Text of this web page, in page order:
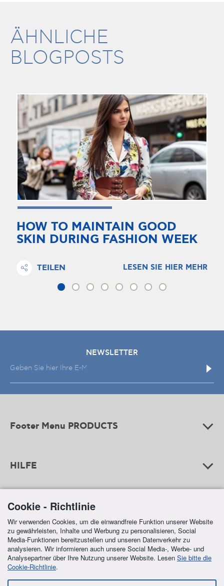
ÄHNLICHE
BLOGPOSTS
HOW TO MAINTAIN GOOD
SKIN DURING FASHION WEEK
TEILEN LESEN SIE HIER MEHR
NEWSLETTER
Footer Menu PRODUCTS
HILFE
ZAHLUNGEN
FREE SHIPPING
Cookie - Richtlinie
Wir verwenden Cookies, um die einwandfreie Funktion unserer Website
zu gewährleisten, Inhalte und Werbung zu personalisieren, Social
Media-Funktionen bereitzustellen und unseren Datenverkehr zu
analysieren. Wir informieren auch unsere Social Media-, Werbe- und
Analysepartner über Ihre Nutzung unserer Website. Lesen Sie bitte die
Cookie-Richtlinie.